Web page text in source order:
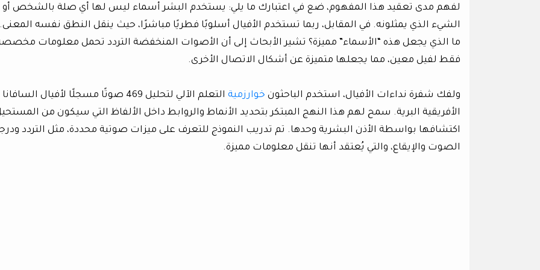
لفهم مدى تعقيد هذا المفهوم، ضع في اعتبارك ما يلي: يستخدم البشر أسماء ليس لها أي صلة بالشخص أو
الشيء الذي يمثلونه. في المقابل، ربما تستخدم الأفيال أسلوبًا فطريًا مباشرًا، حيث ينقل النطق نفسه المعنى.
ما الذي يجعل هذه “الأسماء” مميزة؟ تشير الأبحاث إلى أن الأصوات المنخفضة التردد تحمل معلومات
فقط لفيل معين، مما يجعلها متميزة عن أشكال الاتصال الأخرى.
ولفك شفرة نداءات الأفيال، استخدم الباحثون خوارزمية
التعلم الآلي لتحليل 469 صوتًا مسجلًا لأفيال السافانا
الأفريقية البرية. سمح لهم هذا النهج المبتكر بتحديد الأنماط والروابط داخل الألفاظ التي سيكون من
اكتشافها بواسطة الأذن البشرية وحدها. تم تدريب النموذج للتعرف على ميزات صوتية محددة، مثل التردد
الصوت والإيقاع، والتي يُعتقد أنها تنقل معلومات مميزة.